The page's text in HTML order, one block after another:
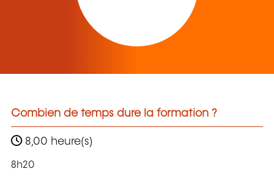
Combien de temps dure la formation ?
8,00 heure(s)
8h20